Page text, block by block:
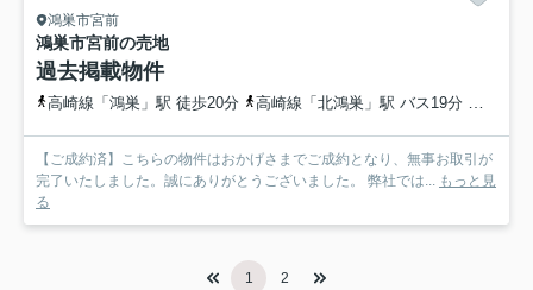
鴻巣市宮前
鴻巣市宮前の売地
過去掲載物件
高崎線「鴻巣」駅 徒歩20分 高崎線「北鴻巣」駅 バス19分 埼玉県鴻巣市「二本木（鴻巣市）」 停歩3分
【ご成約済】こちらの物件はおかげさまでご成約となり、無事お取引が
完了いたしました。誠にありがとうございました。 弊社では... もっと見
る
1 2